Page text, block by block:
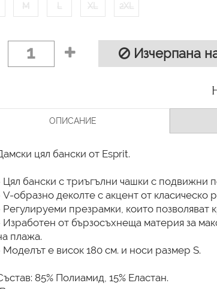
M L XL 2XL
1 Изчерпана
ОПИСАНИЕ
цял бански от Esprit.
Цял бански с триъгълни чашки с подвижни
V-образно деколте с акцент от класическо
Регулируеми презрамки, които позволяват
Изработен от бързосъхнеща материя за
плажа.
Моделът е висок 180 см. и носи размер S.
85% Полиамид, 15% Еластан.